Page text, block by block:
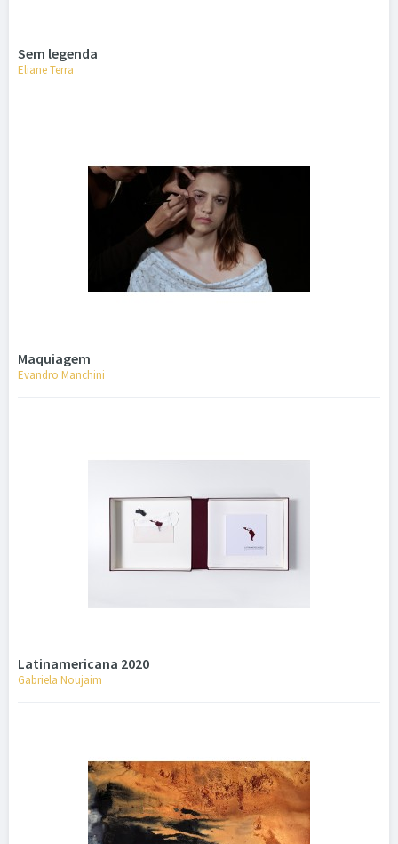
Sem legenda
Eliane Terra
Maquiagem
Evandro Manchini
Latinamericana 2020
Gabriela Noujaim